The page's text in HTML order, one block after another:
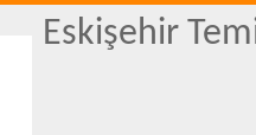
Eskişehir